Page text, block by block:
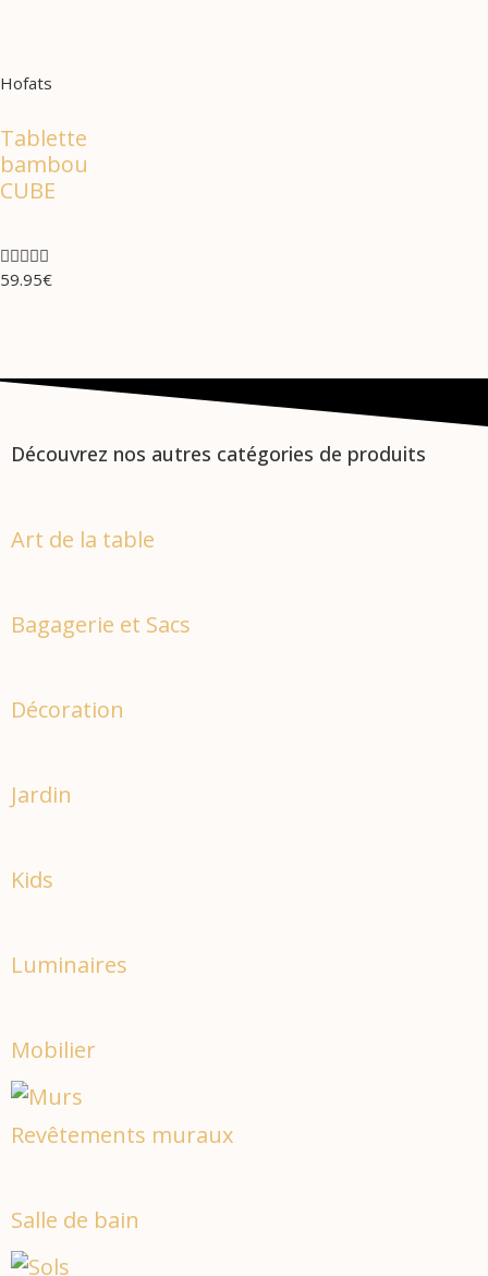
Hofats
Tablette
bambou
CUBE

59.95€
Découvrez nos autres catégories de produits
Art de la table
Bagagerie et Sacs
Décoration
Jardin
Kids
Luminaires
Mobilier
Revêtements muraux
Salle de bain